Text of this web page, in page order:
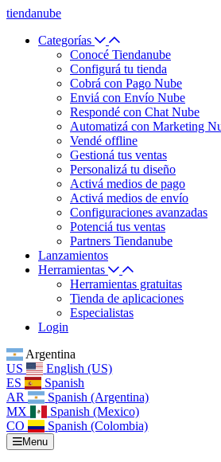
tiendanube
Categorías
Conocé Tiendanube
Configurá tu tienda
Cobrá con Pago Nube
Enviá con Envío Nube
Respondé con Chat Nube
Automatizá con Marketing
Vendé offline
Gestioná tus ventas
Personalizá tu diseño
Activá medios de pago
Activá medios de envío
Configuraciones avanzadas
Potenciá tus ventas
Partners Tiendanube
Lanzamientos
Herramientas
Herramientas gratuitas
Tienda de aplicaciones
Especialistas
Login
Argentina
US
English (US)
ES
Spanish
AR
Spanish (Argentina)
MX
Spanish (Mexico)
CO
Spanish (Colombia)
Menu